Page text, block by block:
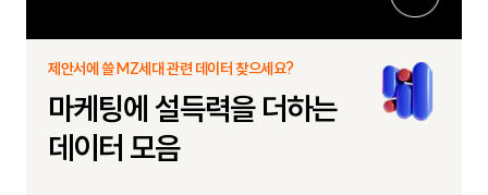
세
보
기
제안서에 쓸 MZ세대 관련 데이터 찾으세요?
마케팅에 설득력을 더하는
데이터 모음